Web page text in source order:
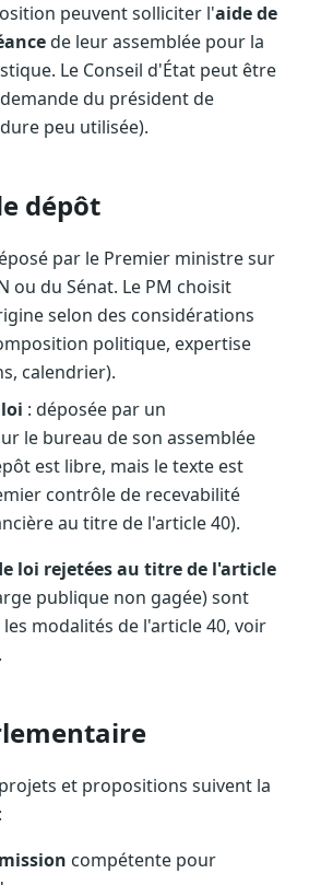
peuvent solliciter l'aide de
de leur assemblée pour la
Le Conseil d'État peut être
du président de
peu utilisée).
dépôt
par le Premier ministre sur
ou du Sénat. Le PM choisit
selon des considérations
politique, expertise
calendrier).
: déposée par un
le bureau de son assemblée
est libre, mais le texte est
contrôle de recevabilité
au titre de l'article 40).
loi rejetées au titre de l'article
publique non gagée) sont
modalités de l'article 40, voir
.
et propositions suivent la
:
compétente pour